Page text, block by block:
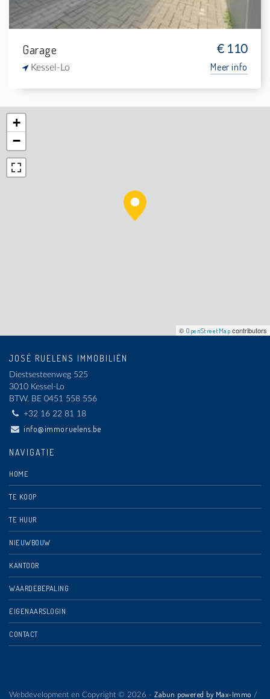
Garage € 110
Kessel-Lo Meer info
+
−
© OpenStreetMap contributors
JOSÉ RUELENS IMMOBILIËN
Diestsesteenweg 525
3010 Kessel-Lo
BTW. BE 0451 558 556
+32 16 22 81 18
info@immoruelens.be
NAVIGATIE
HOME
TE KOOP
TE HUUR
NIEUWBOUW
KANTOOR
WAARDEBEPALING
EIGENAARSLOGIN
CONTACT
Webdevelopment en Copyright © 2026 - Zabun powered by Max-Immo /